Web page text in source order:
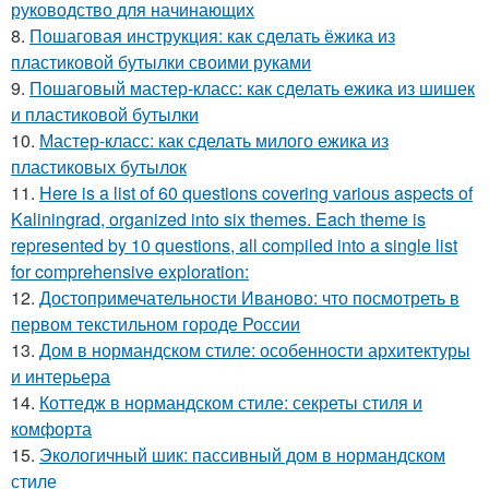
руководство для начинающих
8. Пошаговая инструкция: как сделать ёжика из
пластиковой бутылки своими руками
9. Пошаговый мастер-класс: как сделать ежика из шишек
и пластиковой бутылки
10. Мастер-класс: как сделать милого ежика из
пластиковых бутылок
11. Here is a list of 60 questions covering various aspects of
Kaliningrad, organized into six themes. Each theme is
represented by 10 questions, all compiled into a single list
for comprehensive exploration:
12. Достопримечательности Иваново: что посмотреть в
первом текстильном городе России
13. Дом в нормандском стиле: особенности архитектуры
и интерьера
14. Коттедж в нормандском стиле: секреты стиля и
комфорта
15. Экологичный шик: пассивный дом в нормандском
стиле